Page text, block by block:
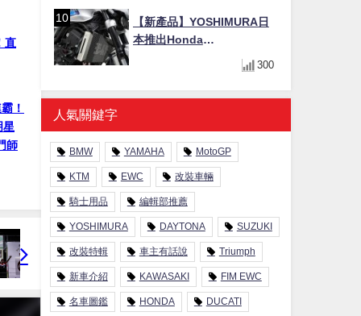
直
！
星
師
【新產品】YOSHIMURA日
本推出Honda
CB1000F/CB1000 HORNET
專用水箱護網，六角網紋設
計質感升級
300
人氣關鍵字
BMW YAMAHA MotoGP
KTM EWC 改裝車輛
騎士用品 編輯部推薦
YOSHIMURA DAYTONA SUZUKI
改裝特輯 車主有話說 Triumph
新車介紹 KAWASAKI FIM EWC
名車圖鑑 HONDA DUCATI